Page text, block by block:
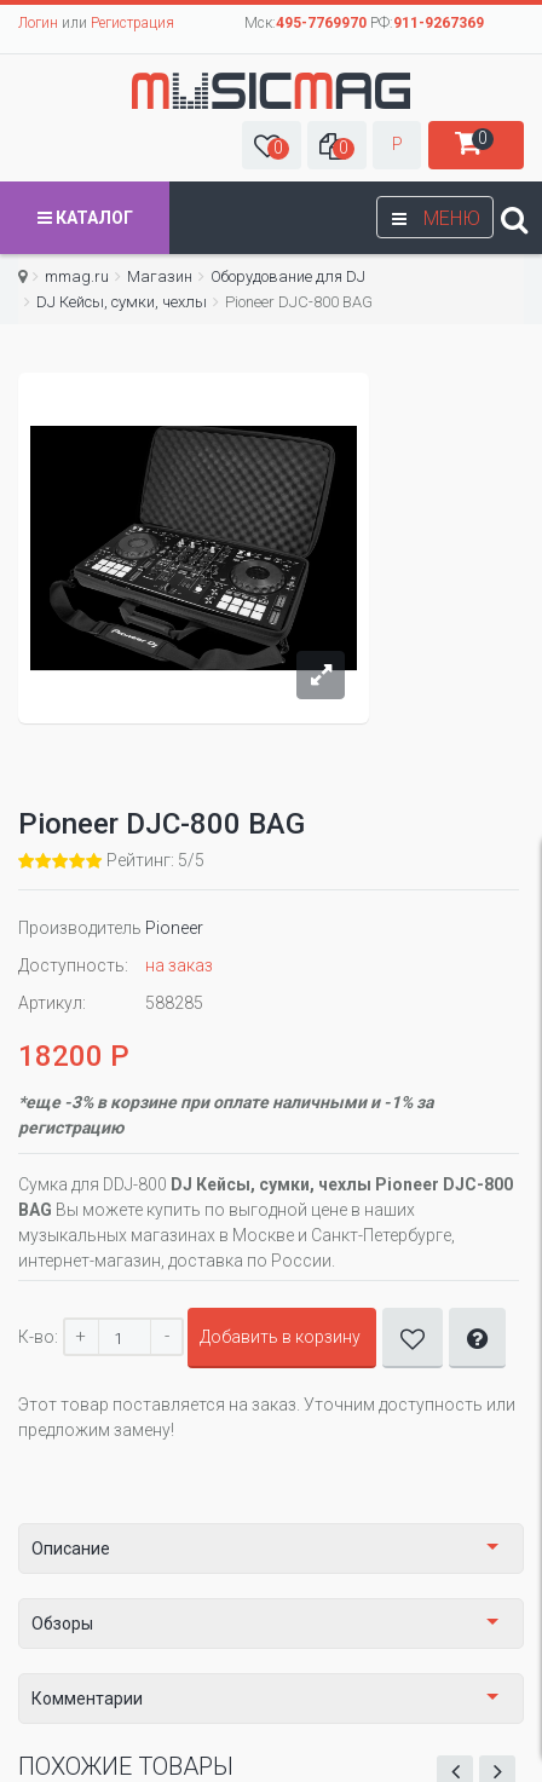
Логин или Регистрация Мск:495-7769970РФ:911-9267369
0 0 Р 0
МЕНЮ
КАТАЛОГ
mmag.ru Магазин
Оборудование для DJ
DJ Кейсы, сумки, чехлы
Pioneer DJC-800 BAG
Pioneer DJC-800 BAG
Рейтинг: 5/5
Производитель Pioneer
Доступность:
на заказ
Артикул:
588285
18200 Р
*еще -3% в корзине при оплате наличными и -1% за
регистрацию
Сумка для DDJ-800 DJ Кейсы, сумки, чехлы Pioneer DJC-800
BAG Вы можете купить по выгодной цене в наших
музыкальных магазинах в Москве и Санкт-Петербурге,
интернет-магазин, доставка по России.
К-во: + - Добавить в корзину
Этот товар поставляется на заказ. Уточним доступность или
предложим замену!
Описание
Обзоры
Комментарии
ПОХОЖИЕ ТОВАРЫ